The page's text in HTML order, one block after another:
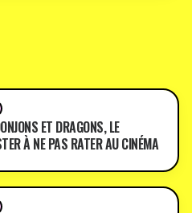
ET DRAGONS, LE
À NE PAS RATER AU CINÉMA